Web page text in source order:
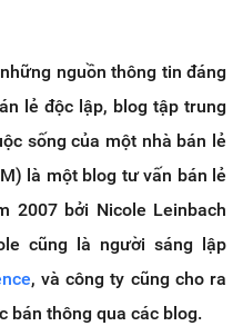
nguồn thông tin đáng
lẻ độc lập, blog tập trung
sống của một nhà bán lẻ
là một blog tư vấn bán lẻ
2007 bởi Nicole Leinbach
cũng là người sáng lập
, và công ty cũng cho ra
bán thông qua các blog.